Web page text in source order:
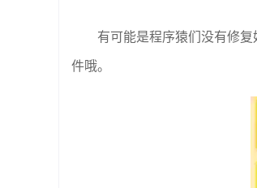
有可能是程序猿们没有修
件哦。